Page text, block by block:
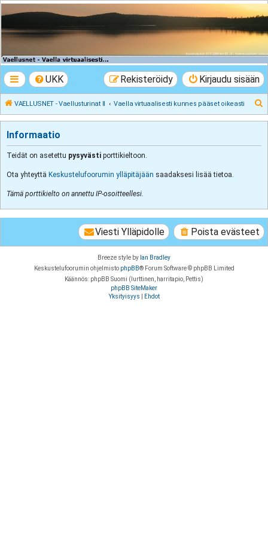
VAELLUSNET -
Vaellusturinat II
UKK Kirjaudu sisään
Rekisteröidy
VAELLUSNET - Vaellusturinat II Vaella virtuaalisesti kunnes pääset oikeasti
Informaatio
Teidät on asetettu pysyvästi porttikieltoon.
Ota yhteyttä Keskustelufoorumin ylläpitäjään saadaksesi lisää tietoa.
Tämä porttikielto on annettu IP-osoitteellesi.
Poista evästeet
Viesti Ylläpidolle
Breeze style by Ian Bradley
Keskustelufoorumin ohjelmisto phpBB® Forum Software © phpBB Limited
Käännös: phpBB Suomi (lurttinen, harritapio, Pettis)
phpBB SiteMaker
Yksityisyys
Ehdot